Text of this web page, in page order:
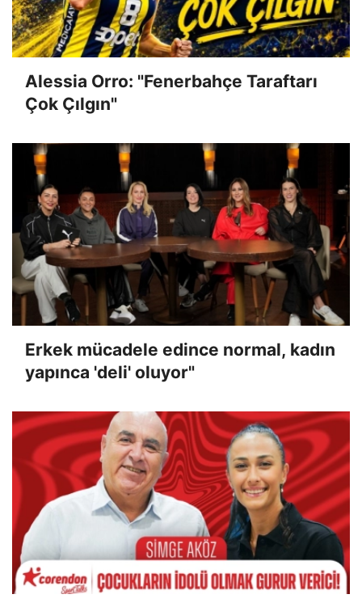
Alessia Orro: "Fenerbahçe Taraftarı
Çok Çılgın"
Erkek mücadele edince normal, kadın
yapınca 'deli' oluyor"